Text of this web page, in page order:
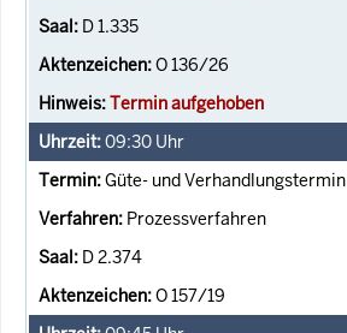
D 1.335
O 136/26
Termin aufgehoben
09:30 Uhr
Güte- und Verhandlungstermin
Prozessverfahren
D 2.374
O 157/19